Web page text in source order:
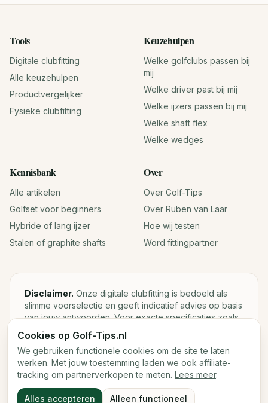
Tools
Digitale clubfitting
Alle keuzehulpen
Productvergelijker
Fysieke clubfitting
Keuzehulpen
Welke golfclubs passen bij
mij
Welke driver past bij mij
Welke ijzers passen bij mij
Welke shaft flex
Welke wedges
Kennisbank
Alle artikelen
Golfset voor beginners
Hybride of lang ijzer
Stalen of graphite shafts
Over
Over Golf-Tips
Over Ruben van Laar
Hoe wij testen
Word fittingpartner
Disclaimer. Onze digitale clubfitting is bedoeld als
slimme voorselectie en geeft indicatief advies op basis
van jouw antwoorden. Voor exacte specificaties zoals
loft, lie, shaftgewicht en swingweight blijft een fysieke
fitting met launch monitor de beste keuze.
2026Golf-Tips.nl — Het slimste golfadviesplatform van
Nederland.
Cookies op Golf-Tips.nl
We gebruiken functionele cookies om de site te laten
werken. Met jouw toestemming laden we ook affiliate-
tracking om partnerverkopen te meten. Lees meer.
Alles accepteren Alleen functioneel